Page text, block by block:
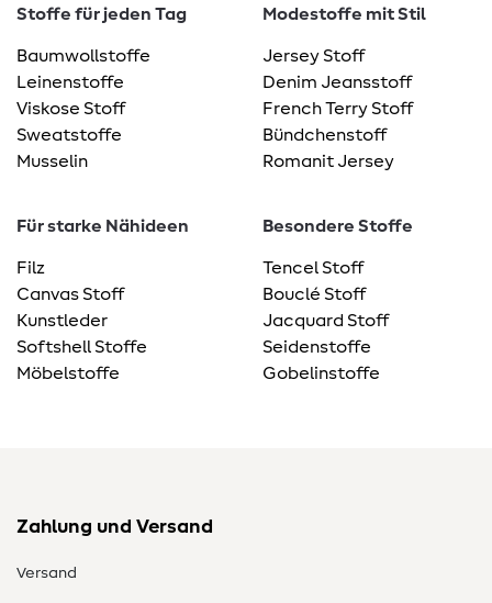
Stoffe für jeden Tag
Baumwollstoffe
Leinenstoffe
Viskose Stoff
Sweatstoffe
Musselin
Modestoffe mit Stil
Jersey Stoff
Denim Jeansstoff
French Terry Stoff
Bündchenstoff
Romanit Jersey
Für starke Nähideen
Filz
Canvas Stoff
Kunstleder
Softshell Stoffe
Möbelstoffe
Besondere Stoffe
Tencel Stoff
Bouclé Stoff
Jacquard Stoff
Seidenstoffe
Gobelinstoffe
Zahlung und Versand
Versand